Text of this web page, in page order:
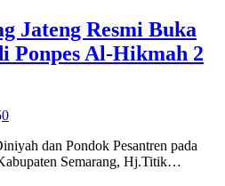
Jateng Resmi Buka
Ponpes Al-Hikmah 2
0
dan Pondok Pesantren pada
Semarang, Hj.Titik…